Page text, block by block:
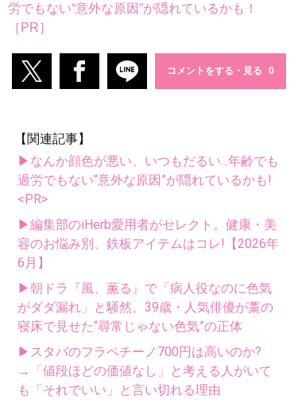
労でもない“意外な原因”が隠れているかも！
［PR］
コメントをする・見る
【関連記事】
▶なんか顔色が悪い、いつもだるい...年齢でも
過労でもない“意外な原因”が隠れているかも!
<PR>
▶編集部のiHerb愛用者がセレクト。健康・美
容のお悩み別、鉄板アイテムはコレ!【2026年
6月】
▶朝ドラ『風、薫る』で「病人役なのに色気
がダダ漏れ」と騒然。39歳・人気俳優が藁の
寝床で見せた“尋常じゃない色気”の正体
▶スタバのフラペチーノ700円は高いのか?
→「値段ほどの価値なし」と考える人がいて
も「それでいい」と言い切れる理由